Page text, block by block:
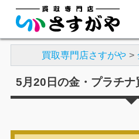
買取専門店さすがや
5月20日の金・プラチナ